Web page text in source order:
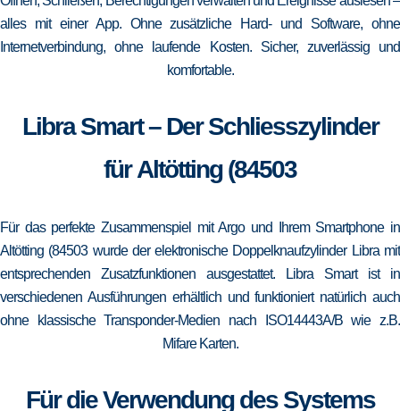
alles mit einer App. Ohne zusätzliche Hard- und Software, ohne
Internetverbindung, ohne laufende Kosten. Sicher, zuverlässig und
komfortable.
Libra Smart – Der Schliesszylinder
für Altötting (84503
Für das perfekte Zusammenspiel mit Argo und Ihrem Smartphone in
Altötting (84503 wurde der elektronische Doppelknaufzylinder Libra mit
entsprechenden Zusatzfunktionen ausgestattet. Libra Smart ist in
verschiedenen Ausführungen erhältlich und funktioniert natürlich auch
ohne klassische Transponder-Medien nach ISO14443A/B wie z.B.
Mifare Karten.
Für die Verwendung des Systems